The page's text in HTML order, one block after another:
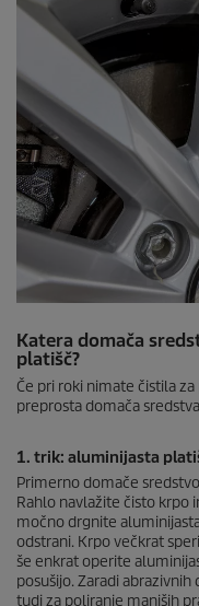
Katera domača
platišč?
Če pri roki nimate čistila
preprosta domača
1. trik: aluminijasta
Primerno domače
Rahlo navlažite čisto krpo
močno drgnite
odstrani. Krpo večkrat
še enkrat operite
posušijo. Zaradi
tudi za poliranje manjših